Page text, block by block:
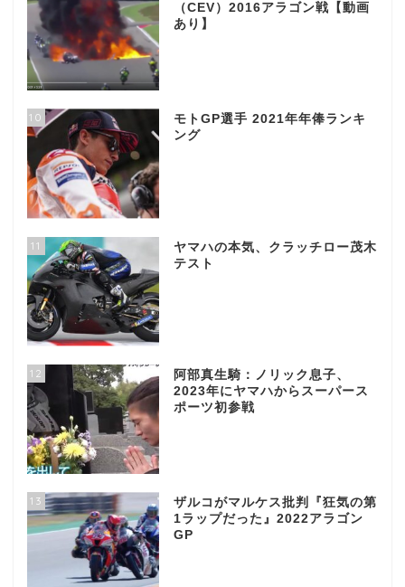
（CEV）2016アラゴン戦【動画
あり】
10
モトGP選手 2021年年俸ランキ
ング
11
ヤマハの本気、クラッチロー茂木
テスト
12
阿部真生騎：ノリック息子、
2023年にヤマハからスーパース
ポーツ初参戦
13
ザルコがマルケス批判『狂気の第
1ラップだった』2022アラゴン
GP